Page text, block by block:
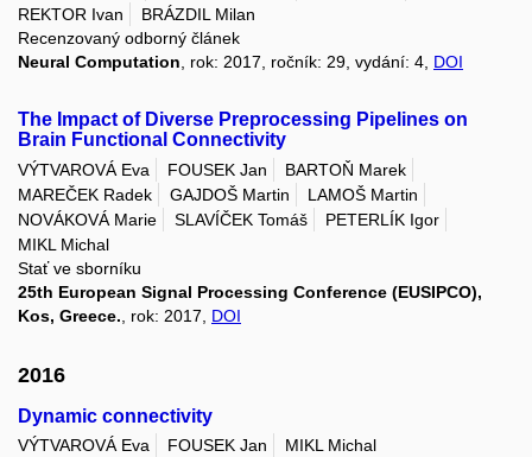
REKTOR Ivan
BRÁZDIL Milan
Recenzovaný odborný článek
Neural Computation, rok: 2017, ročník: 29, vydání: 4, DOI
The Impact of Diverse Preprocessing Pipelines on
Brain Functional Connectivity
VÝTVAROVÁ Eva FOUSEK Jan
BARTOŇ Marek
MAREČEK Radek
GAJDOŠ Martin
LAMOŠ Martin
NOVÁKOVÁ Marie
SLAVÍČEK Tomáš
PETERLÍK Igor
MIKL Michal
Stať ve sborníku
25th European Signal Processing Conference (EUSIPCO),
Kos, Greece., rok: 2017, DOI
2016
Dynamic connectivity
VÝTVAROVÁ Eva FOUSEK Jan
MIKL Michal